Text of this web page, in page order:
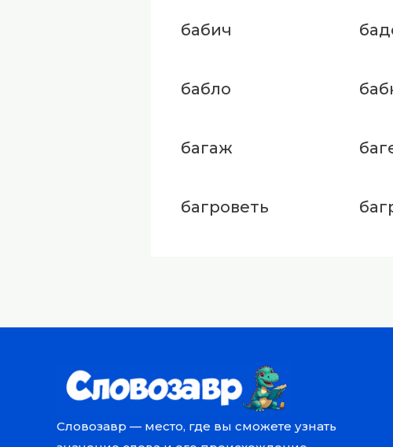
бабич
бабло
багаж
багроветь
Словозавр — место, где вы сможете узнать